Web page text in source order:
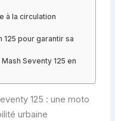
à la circulation
125 pour garantir sa
Seventy 125 en
125 : une moto
urbaine